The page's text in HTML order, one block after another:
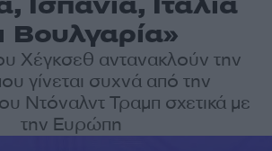
Βουλγαρία»
Χέγκσεθ αντανακλούν την
γίνεται συχνά από την
Ντόναλντ Τραμπ σχετικά με
την Ευρώπη